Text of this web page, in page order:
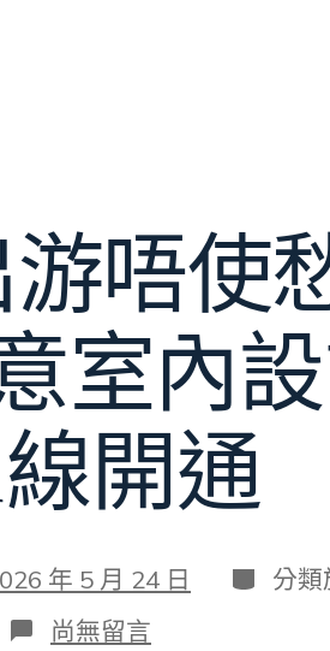
唔使
室內
開通
年 5 月 24 日 分
類
分類
在
尚無留言